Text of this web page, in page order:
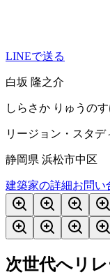
LINEで送る
白坂 隆之介
しらさか りゅうの
リージョン・スタデ
静岡県 浜松市中区
建築家の詳細お問い
次世代へリ